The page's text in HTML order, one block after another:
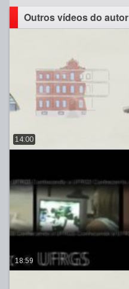
Outros vídeos do autor
14:00
18:59